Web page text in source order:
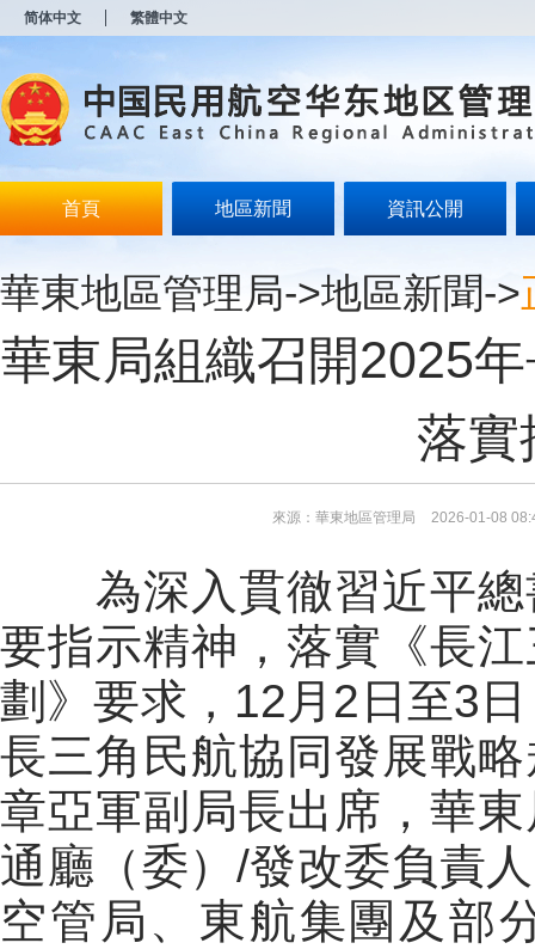
简体中文 繁體中文
首頁 地區新聞 資訊公開
華東地區管理局->地區新聞->
華東局組織召開2025
落實
來源：華東地區管理局 2026-01-08
為深入貫徹習近平總
要指示精神，落實《長
劃》要求， 12 月 2 日至3
長三角民航協同發展戰
章亞軍副局長出席，華
通廳（委） /發改委負責
空管局、東航集團及部
开
无
障
说
明
Alt
加
浪
键
模